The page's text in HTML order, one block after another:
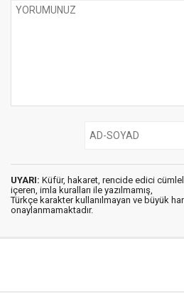
UYARI: Küfür, hakaret, rencide edici
içeren, imla kuralları ile yazılmamış,
Türkçe karakter kullanılmayan ve büyük
onaylanmamaktadır.